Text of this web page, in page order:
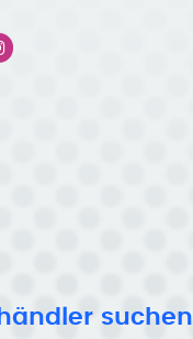
Instagram
suchen